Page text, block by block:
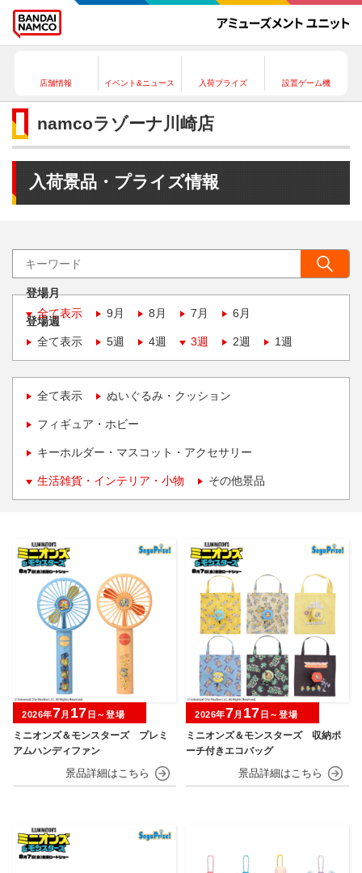
店舗情報 イベント&ニュース 入荷プライズ 設置ゲーム機
namcoラゾーナ川崎店
入荷景品・プライズ情報
登場月
全て表示
9月 8月 7月 6月
登場週
全て表示
5週 4週 3週 2週 1週
全て表示 ぬいぐるみ・クッション
フィギュア・ホビー
キーホルダー・マスコット・アクセサリー
生活雑貨・インテリア・小物 その他景品
ミニオンズ＆モンスターズ プレミ
アムハンディファン
2026年7月 17 日～登場
ミニオンズ＆モンスターズ 収納ポ
ーチ付きエコバッグ
2026年7月 17 日～登場